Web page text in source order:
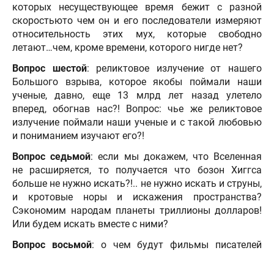
которых несуществующее время бежит с разной
скоростьюто чем он и его последователи измеряют
относительность этих мух, которые свободно
летают…чем, кроме времени, которого нигде нет?
Вопрос шестой: реликтовое излучение от нашего
Большого взрыва, которое якобы поймали наши
ученые, давно, еще 13 млрд лет назад улетело
вперед, обогнав нас?! Вопрос: чье же реликтовое
излучение поймали наши ученые и с такой любовью
и пониманием изучают его?!
Вопрос седьмой: если мы докажем, что Вселенная
не расширяется, то получается что бозон Хиггса
больше не нужно искать?!.. не нужно искать и струны,
и кротовые норы и искажения пространства?
Сэкономим народам планеты триллионы долларов!
Или будем искать вместе с ними?
Вопрос восьмой: о чем будут фильмы писателей